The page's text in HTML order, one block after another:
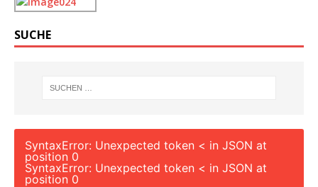
SUCHE
SyntaxError: Unexpected token < in JSON at
position 0
SyntaxError: Unexpected token < in JSON at
position 0